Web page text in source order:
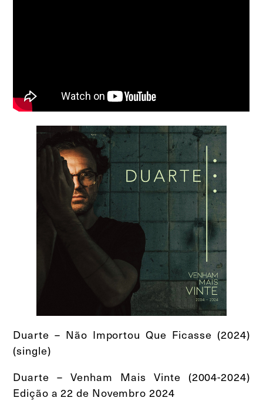
Duarte – Não Importou Que Ficasse (2024)
(single)
Duarte – Venham Mais Vinte (2004-2024)
Edição a 22 de Novembro 2024